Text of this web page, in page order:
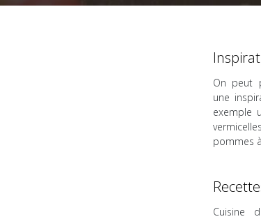
On peut
une
exemple
pommes
Cuisine